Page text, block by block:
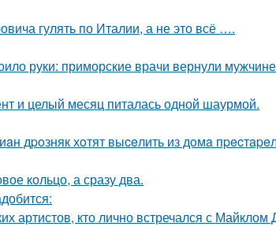
гулять по Италии, а не это всё ….
руки: приморские врачи вернули
и целый месяц питалась одной шаурмой.
дpoзняк хoтят выceлить из дoмa
кольцо, а сразу два.
артистов, кто лично встречался с Майклом